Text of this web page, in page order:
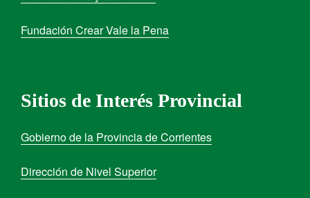
Fundación Crear Vale la Pena
Sitios de Interés Provincial
Gobierno de la Provincia de Corrientes
Dirección de Nivel Superior